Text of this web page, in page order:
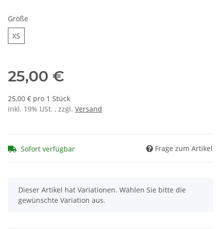
Größe
XS
25,00 €
25,00 € pro 1 Stück
inkl. 19% USt. , zzgl. Versand
Sofort verfügbar Frage zum Artikel
x
Dieser Artikel hat Variationen. Wählen Sie bitte die
gewünschte Variation aus.